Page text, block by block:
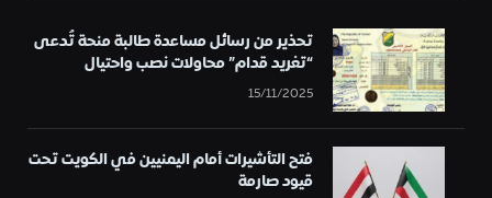
تحذير من رسائل مساعدة طالبة منحة تُدعى
“تغريد قدام” محاولات نصب واحتيال
15/11/2025
فتح التأشيرات أمام اليمنيين في الكويت تحت
قيود صارمة